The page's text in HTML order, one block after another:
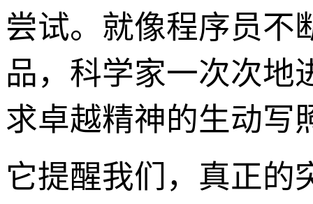
尝试。就像程序员不
品，科学家一次次地
求卓越精神的生动写
它提醒我们，真正的